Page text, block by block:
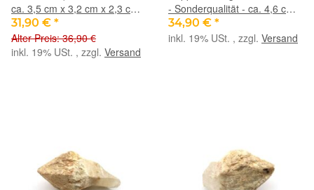
ca. 3,5 cm x 3,2 cm x 2,3 cm -
Sonderpreis Makel
31,90 € *
Alter Preis: 36,90 €
inkl. 19% USt. , zzgl. Versand
- Sonderqualität - ca. 4,6 cm x
1,5 cm x 1,7 cm
34,90 € *
inkl. 19% USt. , zzgl. Versand